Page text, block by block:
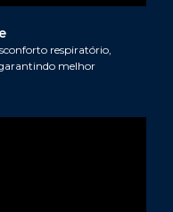
respiratório,
melhor